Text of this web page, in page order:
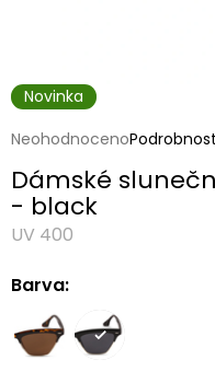
Novinka
Průměrné
produktu
je
z
hvězdiček.
Neohodnoceno
Dámské
- black
UV 400
Barva: